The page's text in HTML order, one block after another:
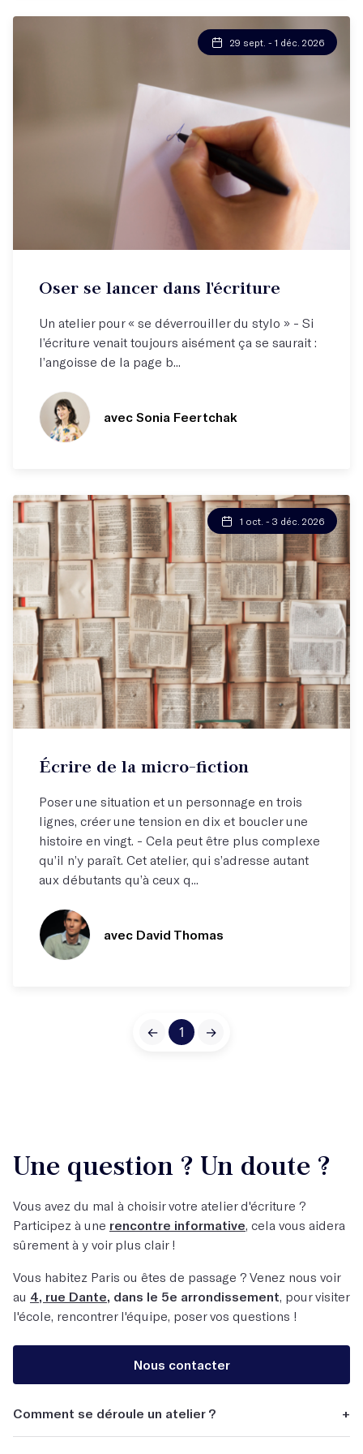
Autrice plébiscitée par tout.es !
29 sept. - 1 déc. 2026
Oser se lancer dans l'écriture
Un atelier pour « se déverrouiller du stylo » - Si
l’écriture venait toujours aisément ça se saurait :
l’angoisse de la page b...
avec Sonia Feertchak
Travailler la synthèse !
1 oct. - 3 déc. 2026
Écrire de la micro-fiction
Poser une situation et un personnage en trois
lignes, créer une tension en dix et boucler une
histoire en vingt. - Cela peut être plus complexe
qu’il n’y paraît. Cet atelier, qui s’adresse autant
aux débutants qu’à ceux q...
avec David Thomas
← 1 →
Une question ? Un doute ?
Vous avez du mal à choisir votre atelier d'écriture ?
Participez à une rencontre informative, cela vous aidera
sûrement à y voir plus clair !
Vous habitez Paris ou êtes de passage ? Venez nous voir
au 4, rue Dante, dans le 5e arrondissement, pour visiter
l'école, rencontrer l'équipe, poser vos questions !
Nous contacter
Comment se déroule un atelier ? +